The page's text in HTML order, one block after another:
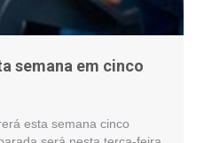
semana em cinco
esta semana cinco